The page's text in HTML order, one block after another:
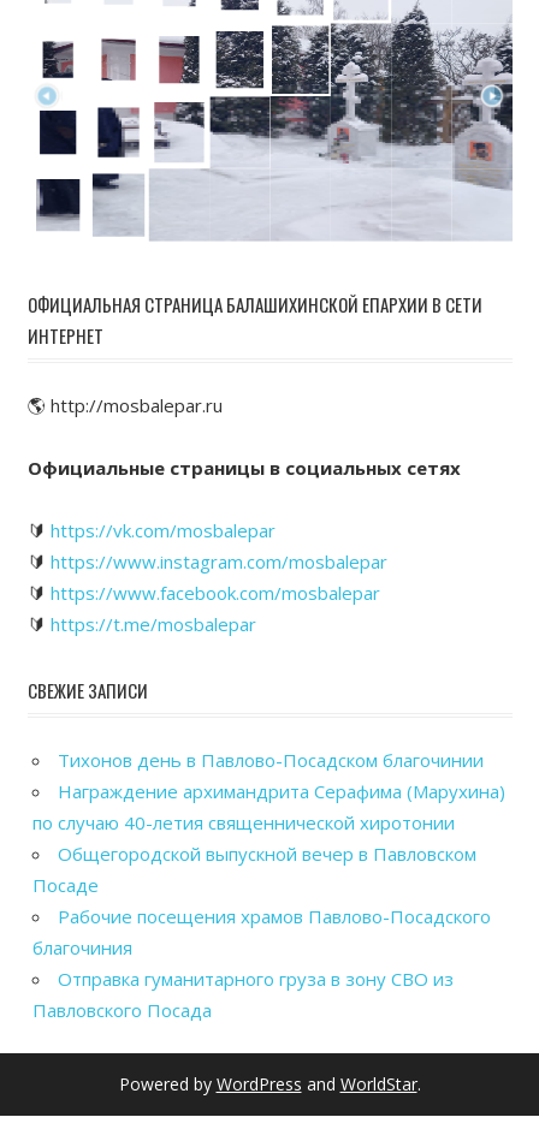
ОФИЦИАЛЬНАЯ СТРАНИЦА БАЛАШИХИНСКОЙ ЕПАРХИИ В СЕТИ
ИНТЕРНЕТ
🌎 http://mosbalepar.ru
Официальные страницы в социальных сетях
🔰 https://vk.com/mosbalepar
🔰 https://www.instagram.com/mosbalepar
🔰 https://www.facebook.com/mosbalepar
🔰 https://t.me/mosbalepar
СВЕЖИЕ ЗАПИСИ
Тихонов день в Павлово-Посадском благочинии
Награждение архимандрита Серафима (Марухина)
по случаю 40-летия священнической хиротонии
Общегородской выпускной вечер в Павловском
Посаде
Рабочие посещения храмов Павлово-Посадского
благочиния
Отправка гуманитарного груза в зону СВО из
Павловского Посада
Powered by WordPress and WorldStar.